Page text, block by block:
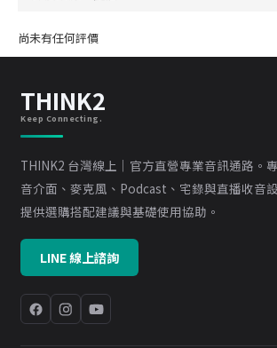
尚未有任何評價
THINK2
Keep Connecting.
THINK2 台灣線上｜官方直營專業音訊通路。
音介面、麥克風、Podcast、宅錄與直播收音
提供選購搭配建議與基礎使用協助。
LINE 線上諮詢